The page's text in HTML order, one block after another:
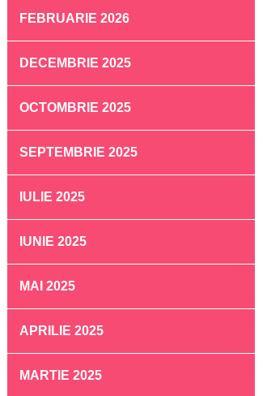
FEBRUARIE 2026
DECEMBRIE 2025
OCTOMBRIE 2025
SEPTEMBRIE 2025
IULIE 2025
IUNIE 2025
MAI 2025
APRILIE 2025
MARTIE 2025